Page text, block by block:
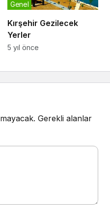
Kırşehir Gezilecek
Yerler
Genel
5 yıl önce
Gerekli alanlar